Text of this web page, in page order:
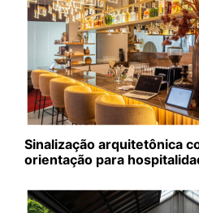
Sinalização arquitetônica
orientação para